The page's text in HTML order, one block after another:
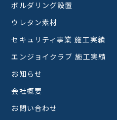
ボルダリング設置
ウレタン素材
セキュリティ事業 施工実績
エンジョイクラブ 施工実績
お知らせ
会社概要
お問い合わせ